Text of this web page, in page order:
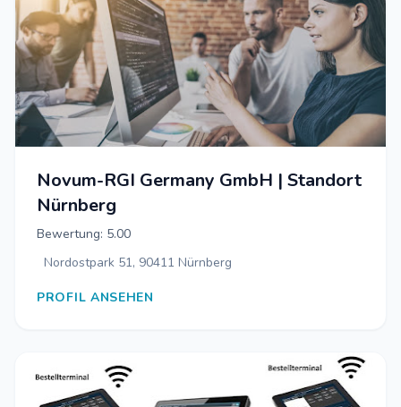
Novum-RGI Germany GmbH | Standort
Nürnberg
Bewertung: 5.00
Nordostpark 51, 90411 Nürnberg
PROFIL ANSEHEN